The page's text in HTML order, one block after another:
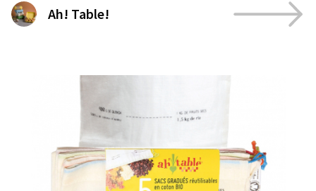
Ah! Table!